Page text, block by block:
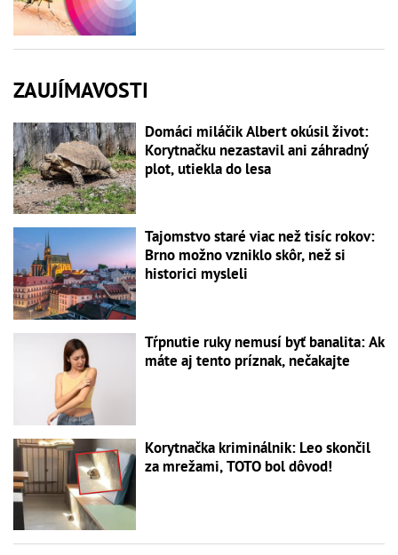
ZAUJÍMAVOSTI
Domáci miláčik Albert okúsil život:
Korytnačku nezastavil ani záhradný
plot, utiekla do lesa
Tajomstvo staré viac než tisíc rokov:
Brno možno vzniklo skôr, než si
historici mysleli
Tŕpnutie ruky nemusí byť banalita: Ak
máte aj tento príznak, nečakajte
Korytnačka kriminálnik: Leo skončil
za mrežami, TOTO bol dôvod!